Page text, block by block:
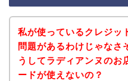
私が使っているクレジッ
問題があるわけじゃなさ
うしてラディアンヌのお
ードが使えないの？